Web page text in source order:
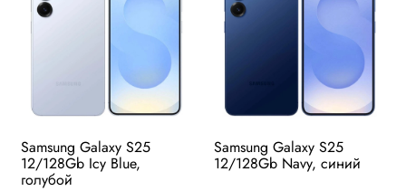
Samsung Galaxy S25
12/128Gb Icy Blue,
голубой
Samsung Galaxy S25
12/128Gb Navy, синий